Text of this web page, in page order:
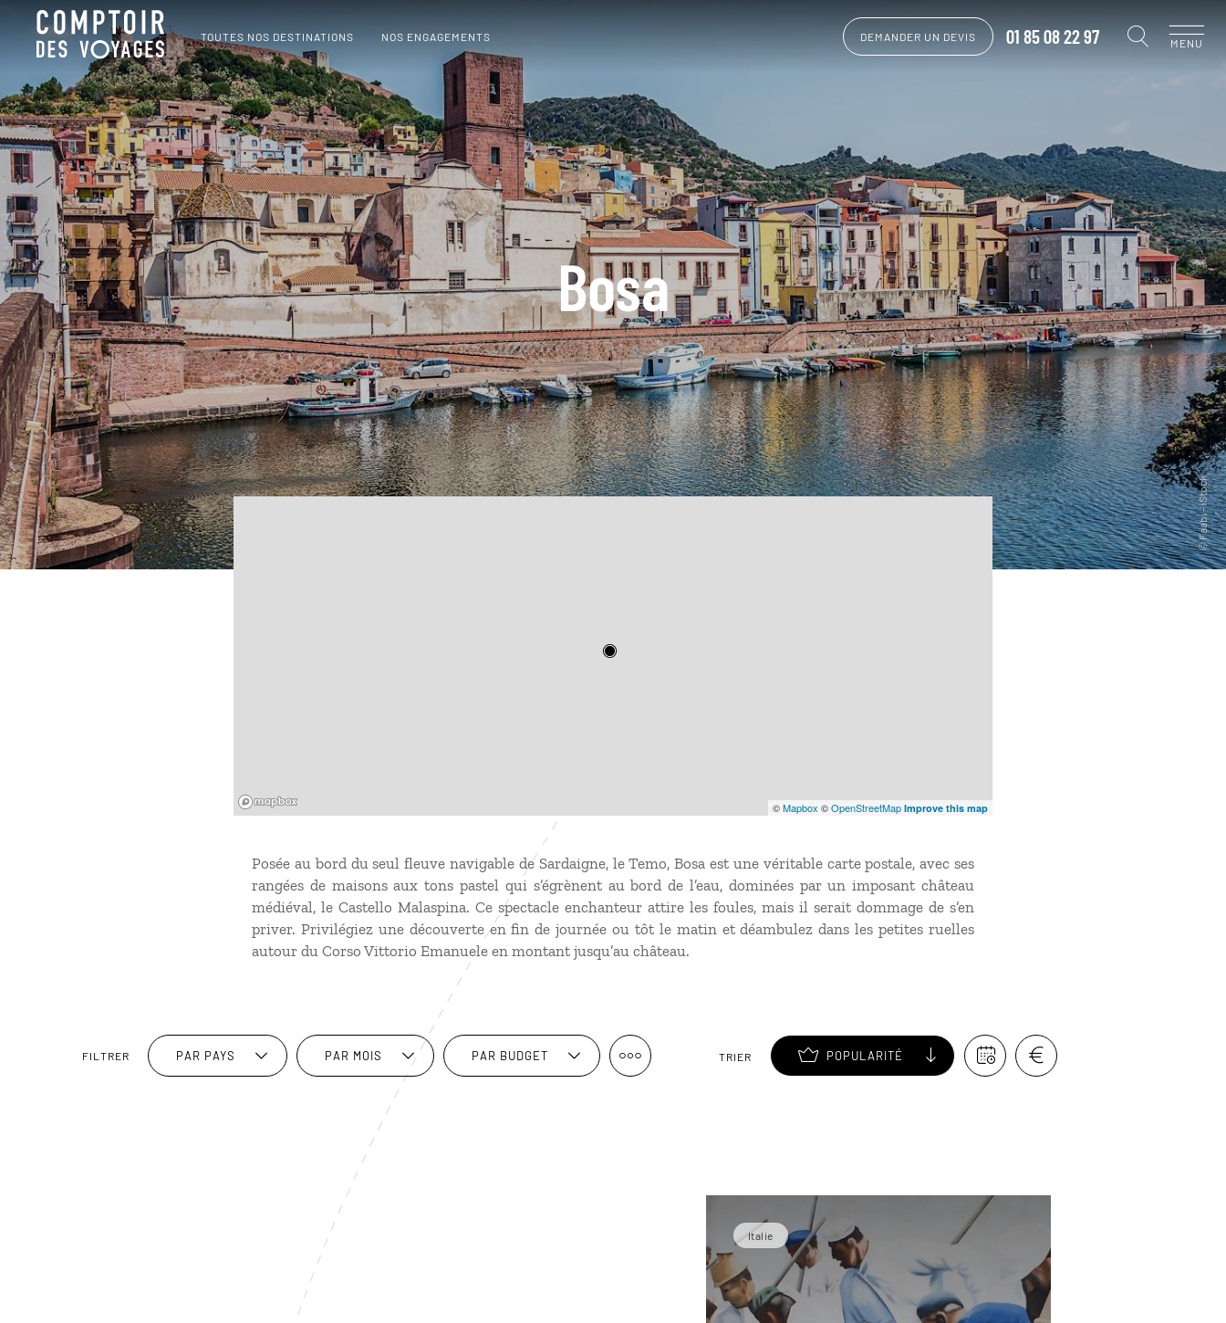
TOUTES NOS DESTINATIONS NOS ENGAGEMENTS DEMANDER UN DEVIS 01 85 08 22 97 MENU
Bosa
©Mapbox ©OpenStreetMap Improve this map
Posée au bord du seul fleuve navigable de Sardaigne, le Temo, Bosa est une véritable carte postale, avec ses
rangées de maisons aux tons pastel qui s’égrènent au bord de l’eau, dominées par un imposant château
médiéval, le Castello Malaspina. Ce spectacle enchanteur attire les foules, mais il serait dommage de s’en
priver. Privilégiez une découverte en fin de journée ou tôt le matin et déambulez dans les petites ruelles
autour du Corso Vittorio Emanuele en montant jusqu’au château.
FILTRER PAR PAYS PAR MOIS PAR BUDGET TRIER POPULARITÉ
Italie